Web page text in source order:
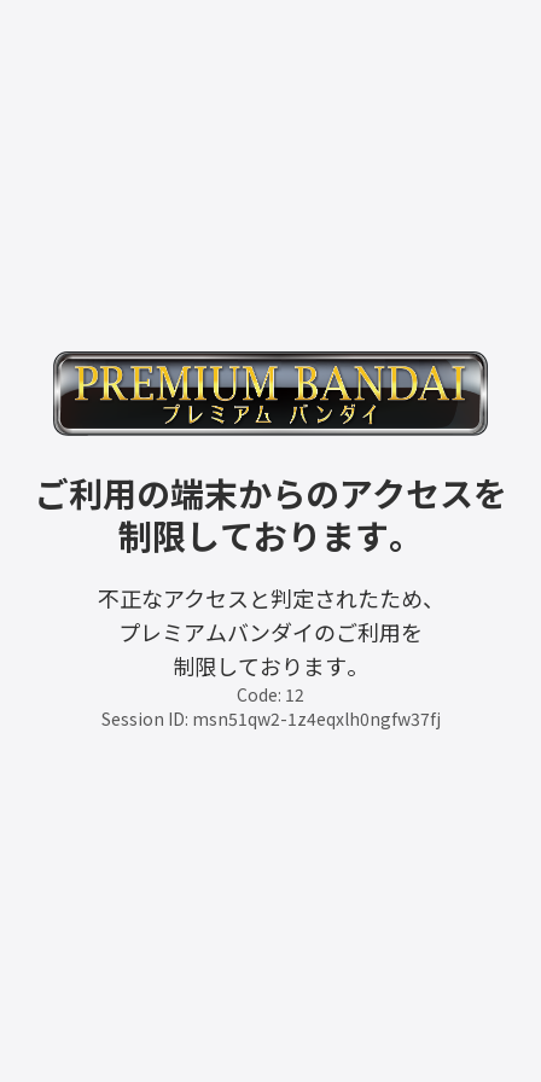
ご利用の端末からのアクセスを
制限しております。
不正なアクセスと判定されたため、
プレミアムバンダイのご利用を
制限しております。
Code: 12
Session ID: msn51qw2-1z4eqxlh0ngfw37fj